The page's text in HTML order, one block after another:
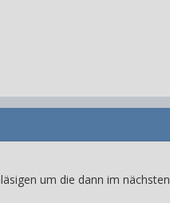
um die dann im nächsten